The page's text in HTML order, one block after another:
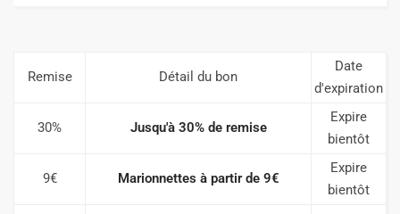
Remise Détail du bon
Date
d'expiration
30% Jusqu'à 30% de remise
Expire
bientôt
9€ Marionnettes à partir de 9€
Expire
bientôt